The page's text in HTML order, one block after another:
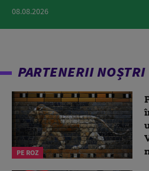
08.08.2026
PARTENERII NOȘTRI
PE ROZ